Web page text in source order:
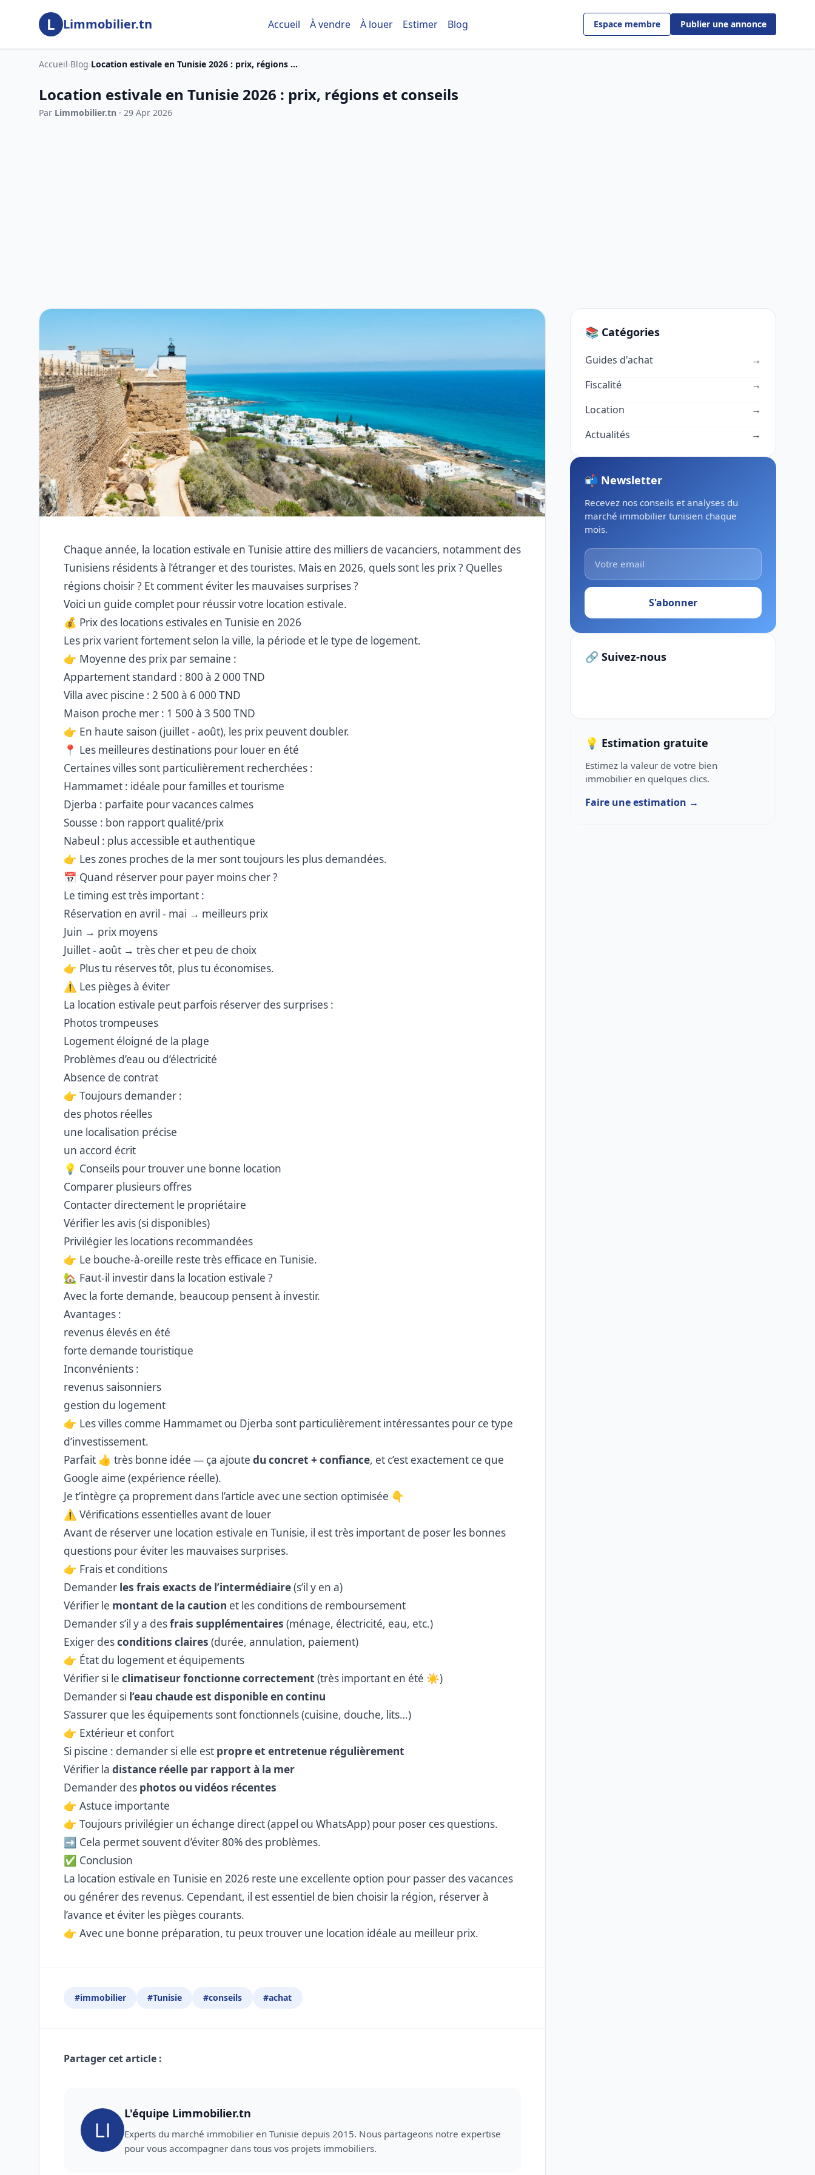
Aller au contenu principal
L Limmobilier.tn Accueil À vendre À louer Estimer Blog Espace membre Publier une annonce
Accueil›Blog›Location estivale en Tunisie 2026 : prix, régions ...
Location estivale en Tunisie 2026 : prix, régions et conseils
Par Limmobilier.tn · 29 Apr 2026
Chaque année, la location estivale en Tunisie attire des milliers de vacanciers, notamment des
Tunisiens résidents à l’étranger et des touristes. Mais en 2026, quels sont les prix ? Quelles
régions choisir ? Et comment éviter les mauvaises surprises ?
Voici un guide complet pour réussir votre location estivale.
💰 Prix des locations estivales en Tunisie en 2026
Les prix varient fortement selon la ville, la période et le type de logement.
👉 Moyenne des prix par semaine :
Appartement standard : 800 à 2 000 TND
Villa avec piscine : 2 500 à 6 000 TND
Maison proche mer : 1 500 à 3 500 TND
👉 En haute saison (juillet - août), les prix peuvent doubler.
📍 Les meilleures destinations pour louer en été
Certaines villes sont particulièrement recherchées :
Hammamet : idéale pour familles et tourisme
Djerba : parfaite pour vacances calmes
Sousse : bon rapport qualité/prix
Nabeul : plus accessible et authentique
👉 Les zones proches de la mer sont toujours les plus demandées.
📅 Quand réserver pour payer moins cher ?
Le timing est très important :
Réservation en avril - mai → meilleurs prix
Juin → prix moyens
Juillet - août → très cher et peu de choix
👉 Plus tu réserves tôt, plus tu économises.
⚠️ Les pièges à éviter
La location estivale peut parfois réserver des surprises :
Photos trompeuses
Logement éloigné de la plage
Problèmes d’eau ou d’électricité
Absence de contrat
👉 Toujours demander :
des photos réelles
une localisation précise
un accord écrit
💡 Conseils pour trouver une bonne location
Comparer plusieurs offres
Contacter directement le propriétaire
Vérifier les avis (si disponibles)
Privilégier les locations recommandées
👉 Le bouche-à-oreille reste très efficace en Tunisie.
🏡 Faut-il investir dans la location estivale ?
Avec la forte demande, beaucoup pensent à investir.
Avantages :
revenus élevés en été
forte demande touristique
Inconvénients :
revenus saisonniers
gestion du logement
👉 Les villes comme Hammamet ou Djerba sont particulièrement intéressantes pour ce type
d’investissement.
Parfait 👍 très bonne idée — ça ajoute du concret + confiance, et c’est exactement ce que
Google aime (expérience réelle).
Je t’intègre ça proprement dans l’article avec une section optimisée 👇
⚠️ Vérifications essentielles avant de louer
Avant de réserver une location estivale en Tunisie, il est très important de poser les bonnes
questions pour éviter les mauvaises surprises.
👉 Frais et conditions
Demander les frais exacts de l’intermédiaire(s’il y en a)
Vérifier le montant de la caution et les conditions de remboursement
Demander s’il y a desfrais supplémentaires (ménage, électricité, eau, etc.)
Exiger desconditions claires (durée, annulation, paiement)
👉 État du logement et équipements
Vérifier si le climatiseur fonctionne correctement (très important en été ☀️)
Demander si l’eau chaude est disponible en continu
S’assurer que les équipements sont fonctionnels (cuisine, douche, lits…)
👉 Extérieur et confort
Si piscine : demander si elle est propre et entretenue régulièrement
Vérifier la distance réelle par rapport à la mer
Demander des photos ou vidéos récentes
👉 Astuce importante
👉 Toujours privilégier un échange direct (appel ou WhatsApp) pour poser ces questions.
➡️ Cela permet souvent d’éviter 80% des problèmes.
✅ Conclusion
La location estivale en Tunisie en 2026 reste une excellente option pour passer des vacances
ou générer des revenus. Cependant, il est essentiel de bien choisir la région, réserver à
l’avance et éviter les pièges courants.
👉 Avec une bonne préparation, tu peux trouver une location idéale au meilleur prix.
#immobilier #Tunisie #conseils #achat
Partager cet article :
L'équipe Limmobilier.tn
Experts du marché immobilier en Tunisie depuis 2015. Nous partageons notre expertise
pour vous accompagner dans tous vos projets immobiliers.
📚 Catégories
Guides d'achat
→
Fiscalité
→
Location
→
Actualités
→
📬 Newsletter
Recevez nos conseils et analyses du
marché immobilier tunisien chaque
mois.
S'abonner
🔗 Suivez-nous
💡 Estimation gratuite
Estimez la valeur de votre bien
immobilier en quelques clics.
Faire une estimation →